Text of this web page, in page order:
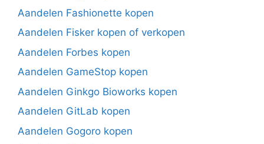
Aandelen Fashionette kopen
Aandelen Fisker kopen of verkopen
Aandelen Forbes kopen
Aandelen GameStop kopen
Aandelen Ginkgo Bioworks kopen
Aandelen GitLab kopen
Aandelen Gogoro kopen